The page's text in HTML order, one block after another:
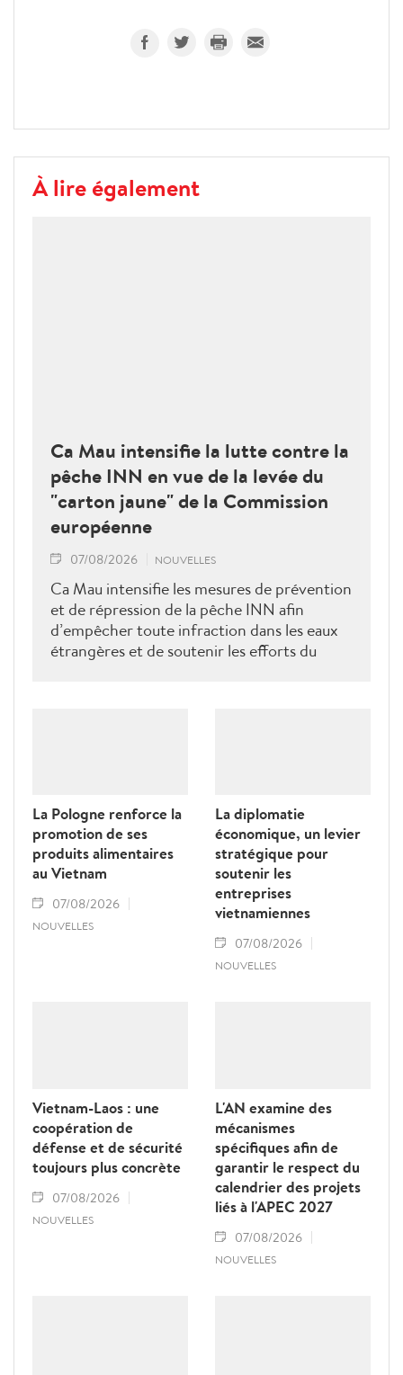
À lire également
Ca Mau intensifie la lutte contre la
pêche INN en vue de la levée du
"carton jaune" de la Commission
européenne
07/08/2026 NOUVELLES
Ca Mau intensifie les mesures de prévention
et de répression de la pêche INN afin
d’empêcher toute infraction dans les eaux
étrangères et de soutenir les efforts du
La Pologne renforce la
promotion de ses
produits alimentaires
au Vietnam
07/08/2026
NOUVELLES
La diplomatie
économique, un levier
stratégique pour
soutenir les
entreprises
vietnamiennes
07/08/2026
NOUVELLES
Vietnam-Laos : une
coopération de
défense et de sécurité
toujours plus concrète
07/08/2026
NOUVELLES
L'AN examine des
mécanismes
spécifiques afin de
garantir le respect du
calendrier des projets
liés à l'APEC 2027
07/08/2026
NOUVELLES